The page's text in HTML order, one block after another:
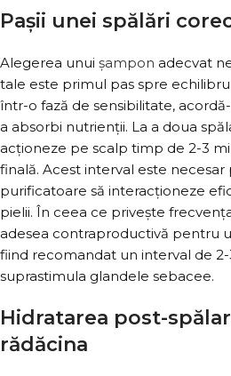
Pașii unei spălări
Alegerea unui șampon adecvat
tale este primul pas spre
într-o fază de sensibilitate,
a absorbi nutrienții. La a doua
acționeze pe scalp timp de 2-3
finală. Acest interval este
purificatoare să interacționeze
pielii. În ceea ce privește
adesea contraproductivă pentru
fiind recomandat un interval de
suprastimula glandele sebacee.
Hidratarea post-
rădăcina